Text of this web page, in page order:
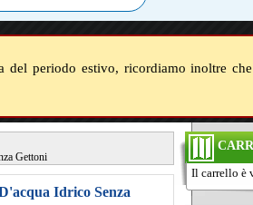
del periodo estivo, ricordiamo inoltre
Il carrello è
Gettoni
Idrico Senza